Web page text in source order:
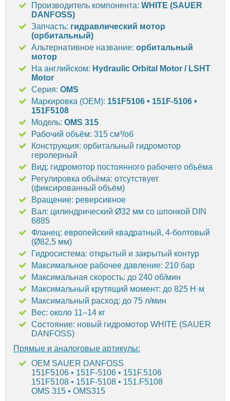
Производитель компонента: WHITE (SAUER
DANFOSS)
Запчасть: гидравлический мотор
(орбитальный)
Альтернативное название: орбитальный
мотор
На английском: Hydraulic Orbital Motor / LSHT
Motor
Серия: OMS
Маркировка (OEM): 151F5106 • 151F-5106 •
151F5108
Модель: OMS 315
Рабочий объём: 315 см³/об
Конструкция: орбитальный гидромотор
геролерный
Вид: гидромотор постоянного рабочего объёма
Регулировка объёма: отсутствует
(фиксированный объём)
Вращение: реверсивное
Вал: цилиндрический Ø32 мм со шпонкой DIN
6885
Фланец: европейский квадратный, 4-болтовый
(Ø82,5 мм)
Гидросистема: открытый и закрытый контур
Максимальное рабочее давление: 210 бар
Максимальная скорость: до 240 об/мин
Максимальный крутящий момент: до 825 Н·м
Максимальный расход: до 75 л/мин
Вес: около 11–14 кг
Состояние: новый гидромотор WHITE (SAUER
DANFOSS)
Прямые и аналоговые артикулы:
OEM SAUER DANFOSS
151F5106 • 151F-5106 • 151F.5106
151F5108 • 151F-5108 • 151.F5108
OMS 315 • OMS315